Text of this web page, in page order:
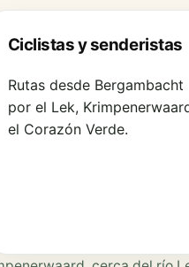
Ciclistas y senderistas
Rutas desde Bergambacht
por el Lek,
el Corazón Verde.